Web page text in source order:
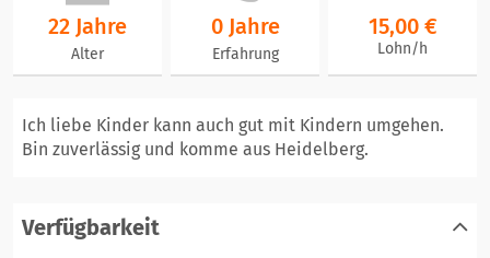
22 Jahre
Alter
0 Jahre
Erfahrung
15,00 €
Lohn/h
Ich liebe Kinder kann auch gut mit Kindern umgehen.
Bin zuverlässig und komme aus Heidelberg.
Verfügbarkeit